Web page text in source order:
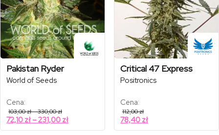
Pakistan Ryder
World of Seeds
Cena:
103,00zł–330,00złZakres
cen:
od
103,00 zł
72,10 zł –231,00 złZakres
cen:
Critical 47 Express
Positronics
Cena:
112,00zł
78,40 zł